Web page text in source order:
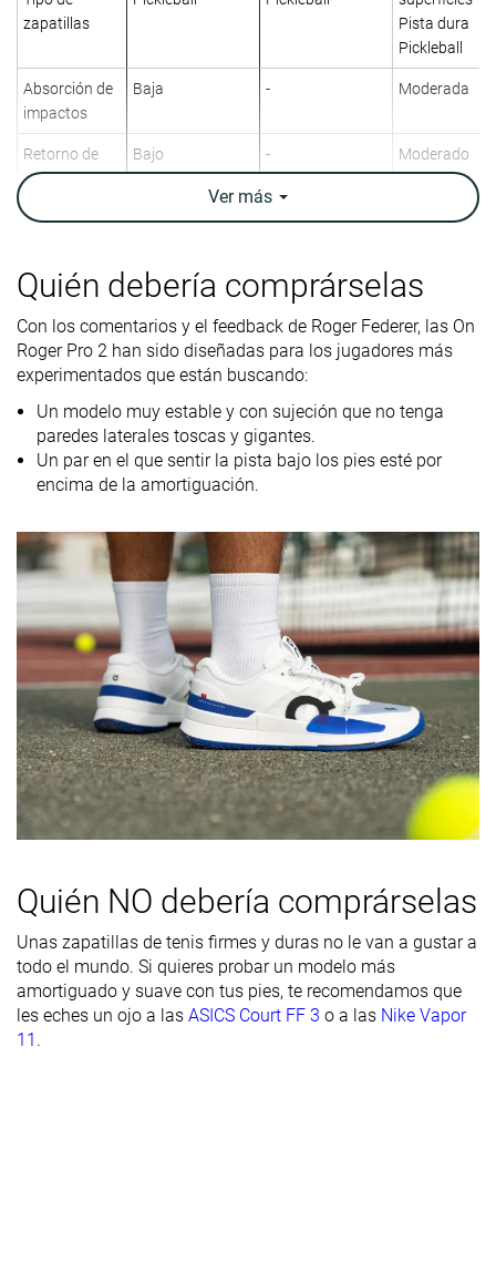
zapatillas
Pista dura
Pickleball
Absorción de
impactos
Baja - Moderada
Retorno de
energía
Bajo - Moderado
Tracción Moderada - Moderada
TranspirabilidadAlta Alta Media
Peso
laboratorio
14.4 oz / 407g 13.8 oz / 390g 14.7 oz / 417g
Drop
laboratorio
9.1 mm 8.4 mm 7.5 mm
Anchura /
Media Ancha Ancha
Anchura de la
parte
Media Ancha Media
Talla
Media talla más
pequeñas
Media talla más
pequeñas
Media talla
pequeñas
Rigidez de la
mediasuela
Firme Firme
Flexibilidad Firme - Firme
Rigidez
torsional
Firmes Firmes Firmes
contrafuerte
del talón
Anchura de la
mediasuela -
antepié
Ancha Estándar
Anchura de la
Ver más
Quién debería comprárselas
Con los comentarios y el feedback de Roger Federer, las On
Roger Pro 2 han sido diseñadas para los jugadores más
experimentados que están buscando:
Un modelo muy estable y con sujeción que no tenga
paredes laterales toscas y gigantes.
Un par en el que sentir la pista bajo los pies esté por
encima de la amortiguación.
Quién NO debería comprárselas
Unas zapatillas de tenis firmes y duras no le van a gustar a
todo el mundo. Si quieres probar un modelo más
amortiguado y suave con tus pies, te recomendamos que
les eches un ojo a las ASICS Court FF 3 o a las Nike Vapor
11 .